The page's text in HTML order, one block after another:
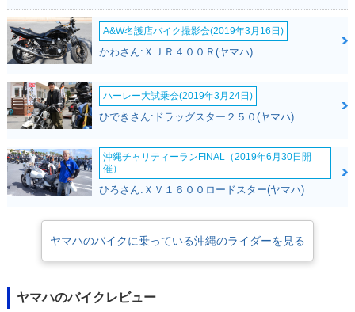
A&W名護店バイク撮影会(2019年3月16日)
かわさん:ＸＪＲ４００Ｒ(ヤマハ)
ハーレー大試乗会(2019年3月24日)
ひできさん:ドラッグスター２５０(ヤマハ)
沖縄チャリティーランFINAL（2019年6月30日開
催）
ひろさん:ＸＶ１６００ロードスター(ヤマハ)
ヤマハのバイクに乗っている沖縄のライダーを見る
ヤマハのバイクレビュー